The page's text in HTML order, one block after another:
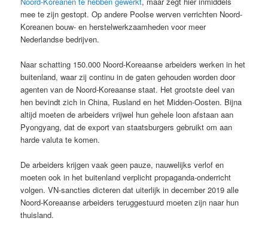
mee te zijn gestopt. Op andere Poolse werven verrichten Noord-
Koreanen bouw- en herstelwerkzaamheden voor meer
Nederlandse bedrijven.
Naar schatting 150.000 Noord-Koreaanse arbeiders werken in het
buitenland, waar zij continu in de gaten gehouden worden door
agenten van de Noord-Koreaanse staat. Het grootste deel van
hen bevindt zich in China, Rusland en het Midden-Oosten. Bijna
altijd moeten de arbeiders vrijwel hun gehele loon afstaan aan
Pyongyang, dat de export van staatsburgers gebruikt om aan
harde valuta te komen.
De arbeiders krijgen vaak geen pauze, nauwelijks verlof en
moeten ook in het buitenland verplicht propaganda-onderricht
volgen. VN-sancties dicteren dat uiterlijk in december 2019 alle
Noord-Koreaanse arbeiders teruggestuurd moeten zijn naar hun
thuisland.